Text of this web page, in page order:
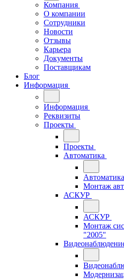
Компания
О компании
Сотрудники
Новости
Отзывы
Карьера
Документы
Поставщикам
Блог
Информация
Информация
Реквизиты
Проекты
Проекты
Автоматика
Автоматика
Монтаж
АСКУР
АСКУР
Монтаж
"2005"